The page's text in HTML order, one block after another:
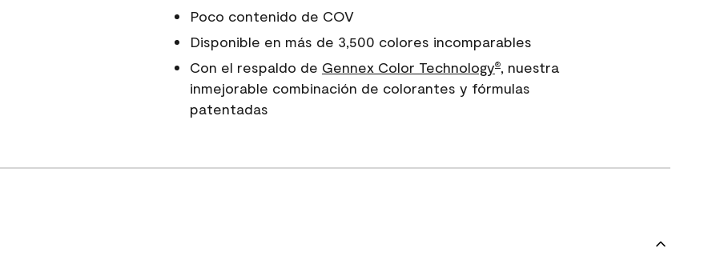
Poco contenido de COV
Disponible en más de 3,500 colores incomparables
Con el respaldo de Gennex Color Technology®, nuestra
inmejorable combinación de colorantes y fórmulas
patentadas